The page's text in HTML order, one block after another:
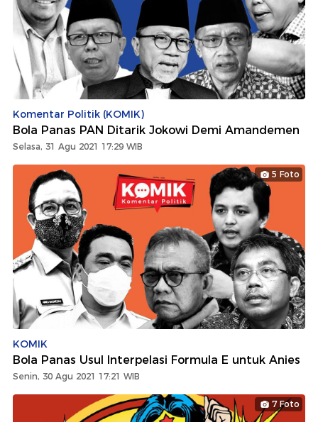
Komentar Politik (KOMIK)
Bola Panas PAN Ditarik Jokowi Demi Amandemen
Selasa, 31 Agu 2021 17:29 WIB
5 Foto
KOMIK
Bola Panas Usul Interpelasi Formula E untuk Anies
Senin, 30 Agu 2021 17:21 WIB
7 Foto